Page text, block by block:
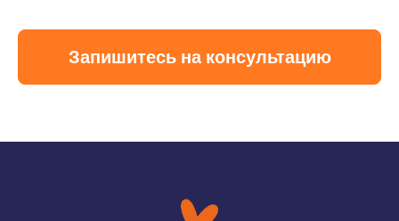
Запишитесь на консультацию